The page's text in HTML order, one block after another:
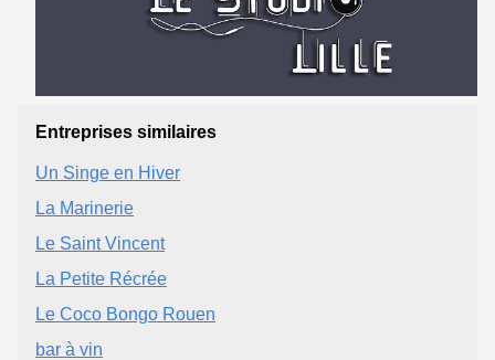
Entreprises similaires
Un Singe en Hiver
La Marinerie
Le Saint Vincent
La Petite Récrée
Le Coco Bongo Rouen
bar à vin